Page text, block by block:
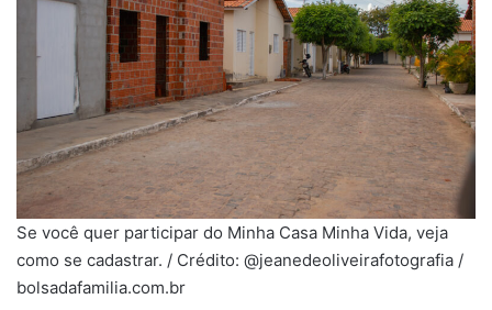
Se você quer participar do Minha Casa Minha Vida, veja
como se cadastrar. / Crédito: @jeanedeoliveirafotografia /
bolsadafamilia.com.br